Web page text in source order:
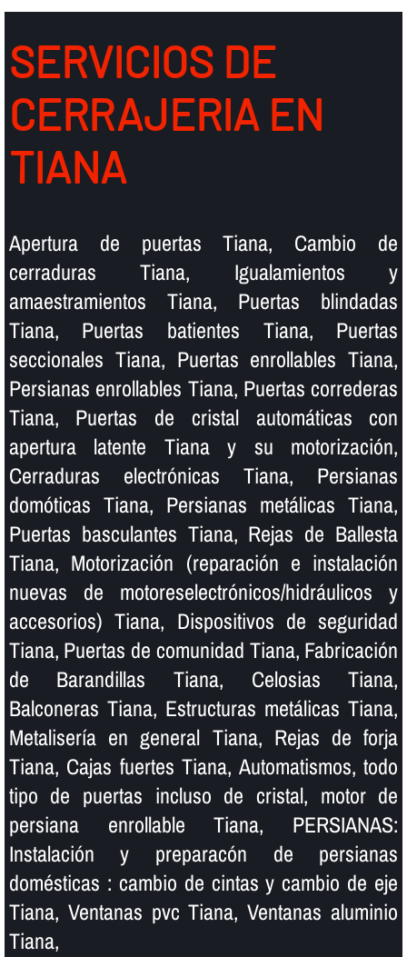
SERVICIOS DE
CERRAJERIA EN
TIANA
Apertura de puertas Tiana, Cambio de
cerraduras Tiana, Igualamientos y
amaestramientos Tiana, Puertas blindadas
Tiana, Puertas batientes Tiana, Puertas
seccionales Tiana, Puertas enrollables Tiana,
Persianas enrollables Tiana, Puertas correderas
Tiana, Puertas de cristal automáticas con
apertura latente Tiana y su motorización,
Cerraduras electrónicas Tiana, Persianas
domóticas Tiana, Persianas metálicas Tiana,
Puertas basculantes Tiana, Rejas de Ballesta
Tiana, Motorización (reparación e instalación
nuevas de motoreselectrónicos/hidráulicos y
accesorios) Tiana, Dispositivos de seguridad
Tiana, Puertas de comunidad Tiana, Fabricación
de Barandillas Tiana, Celosias Tiana,
Balconeras Tiana, Estructuras metálicas Tiana,
Metaliserí­a en general Tiana, Rejas de forja
Tiana, Cajas fuertes Tiana, Automatismos, todo
tipo de puertas incluso de cristal, motor de
persiana enrollable Tiana, PERSIANAS:
Instalación y preparacón de persianas
domésticas : cambio de cintas y cambio de eje
Tiana, Ventanas pvc Tiana, Ventanas aluminio
Tiana,